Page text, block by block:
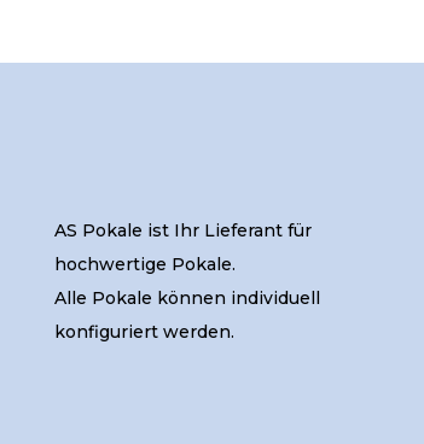
AS Pokale ist Ihr Lieferant für
hochwertige Pokale.
Alle Pokale können individuell
konfiguriert werden.